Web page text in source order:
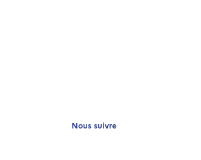
Nous suivre